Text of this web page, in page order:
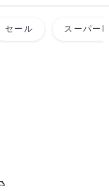
セール スーパー